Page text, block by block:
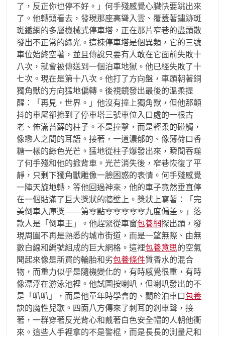
了，反正你也停不好。」何手殘感覺心臟快要跳出來
了。他轉頭看去，發現那座高聳入雲、覆蓋著鏽跡斑
斑鐵網的多層機械式停車塔，正在那片窄巷的盡頭散
發出不正常的綠光。這棟停車塔是個異類，它的三號
車位始終空著，並且傳說只要有人敢在它面前失敗十
八次，就會被傳送到一個泊車地獄。他已經失敗了十
七次。現在是第十八次。他打了方向盤，車頭朝著銅
獨角獸的方向猛地偏轉。後視鏡發出最後的溫柔提
醒：「再見，世界。」他沒有撞上獨角獸，但他那顫
抖的車尾卻擦到了停車塔三號車位入口處的一根古
老、佈滿苔蘚的柱子。不是撞擊，而是輕柔的碰觸，
像戀人之間的耳語。接著，一道濃郁的、像薄荷口香
糖一樣的綠色光芒。猛地從柱子爆發出來，瞬間吞噬
了何手殘和他的掀背車。光芒消失後，窄巷恢復了平
靜，只剩下獨角獸雕像一臉困惑的表情。何手殘感覺
一陣天旋地轉，等他回過神來，他的車子竟然垂直停
在一個貼滿了巨大獎狀的牆壁上。獎狀上寫著：「完
美倒車入庫獎——第零點零零零零零九度偏差。」落
款人是「倒車王」。他趕緊從車窗包養網探出頭，發
現周圍不再是熟悉的城市街道，而是一望無際、由無
數白線和編號組成的巨大網格。這裡包養意思的空氣
聞起來像是新買的輪胎和劣包養條件質香水的混合
物，而重力似乎是隨機變化的，有時感覺很重，有時
像漂浮在游泳池裡。他試圖按喇叭，但喇叭發出的不
是「叭叭」，而是他童年時學會的、關於泊車口包養
訣的魔性兒歌。四面八方傳來了刺耳的剎車聲，接
著，一群穿著反光背心和戴著白色安全帽的人朝他衝
來。這些人手裡拿的不是警棍，而是長長的測量尺和